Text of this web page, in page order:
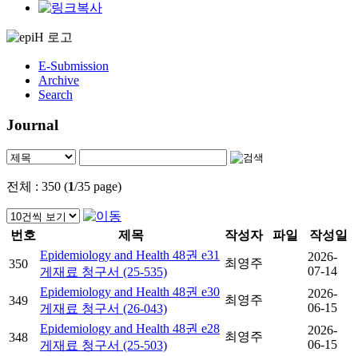
E-Submission
Archive
Search
Journal
전체 : 350 (1/35 page)
번호 제목 작성자 파일 작성일
350
Epidemiology and Health 48권 e31
게재료 청구서 (25-535)
최영주
2026-
07-14
349
Epidemiology and Health 48권 e30
게재료 청구서 (26-043)
최영주
2026-
06-15
348
Epidemiology and Health 48권 e28
게재료 청구서 (25-503)
최영주
2026-
06-15